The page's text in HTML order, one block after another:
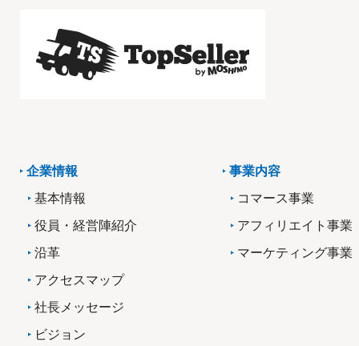
企業情報
基本情報
役員・経営陣紹介
沿革
アクセスマップ
社長メッセージ
ビジョン
事業内容
コマース事業
アフィリエイト事業
マーケティング事業